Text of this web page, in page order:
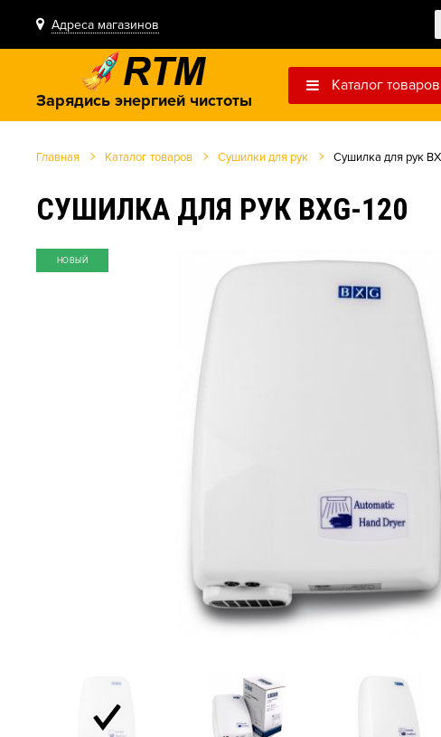
Адреса магазинов
Зарядись энергией чистоты
Каталог товаров
Главная Каталог товаров Сушилки для рук Сушилка для рук
СУШИЛКА ДЛЯ РУК BXG-120
НОВЫЙ